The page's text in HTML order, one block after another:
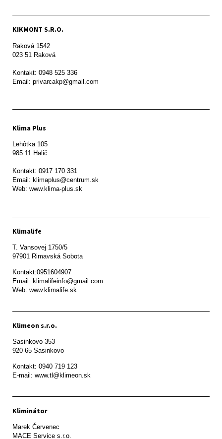
KIKMONT S.R.O.
Raková 1542
023 51 Raková
Kontakt: 0948 525 336
Email: privarcakp@gmail.com
Klima Plus
Lehôtka 105
985 11 Halič
Kontakt: 0917 170 331
Email: klimaplus@centrum.sk
Klimalife
T. Vansovej 1750/5
97901 Rimavská Sobota
Kontakt:0951604907
Email: klimalifeinfo@gmail.com
Web: www.klimalife.sk
Klimeon s.r.o.
Sasinkovo 353
920 65 Sasinkovo
Kontakt: 0940 719 123
E-mail: www.tl@klimeon.sk
Kliminátor
Marek Červenec
MACE Service s.r.o.